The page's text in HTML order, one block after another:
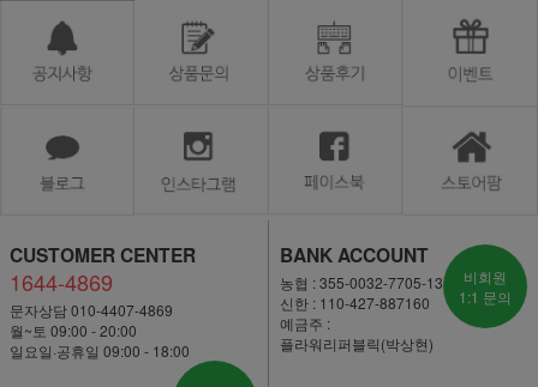
CUSTOMER CENTER
1644-4869
문자상담 010-4407-4869
월~토 09:00 - 20:00
일요일·공휴일 09:00 - 18:00
BANK ACCOUNT
농협 : 355-0032-7705-13
신한 : 110-427-887160
예금주 :
플라워리퍼블릭(박상현)
비회원
1:1 문의